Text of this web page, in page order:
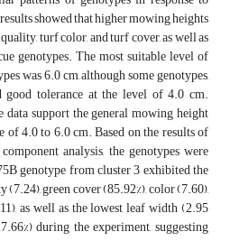
showed that higher mowing heights
turf color, and turf cover, as well as
genotypes. The most suitable level of
was 6.0 cm, although some genotypes,
good tolerance at the level of 4.0 cm.
data support the general mowing height
4.0 to 6.0 cm. Based on the results of
analysis, the genotypes were
genotype from cluster 3 exhibited the
green cover (85.92%), color (7.60),
as well as the lowest leaf width (2.95
during the experiment, suggesting